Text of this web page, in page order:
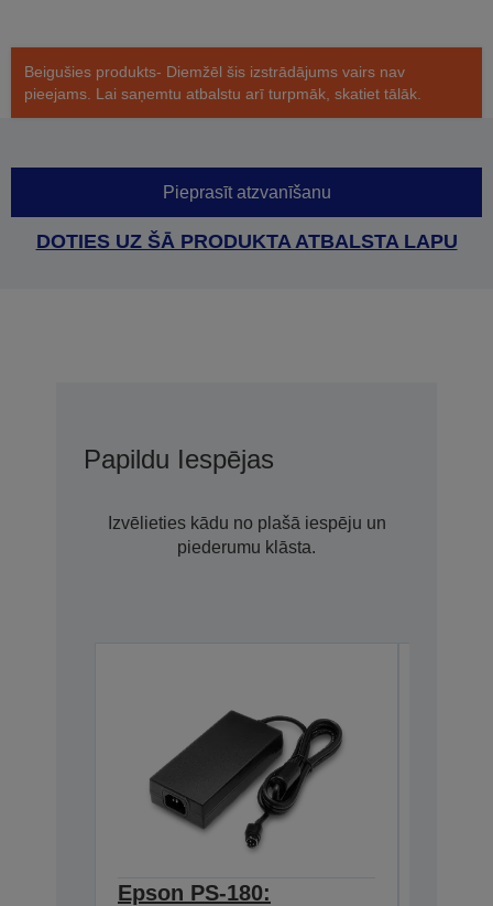
Beigušies produkts- Diemžēl šis izstrādājums vairs nav
pieejams. Lai saņemtu atbalstu arī turpmāk, skatiet tālāk.
Pieprasīt atzvanīšanu
DOTIES UZ ŠĀ PRODUKTA ATBALSTA LAPU
Papildu Iespējas
Izvēlieties kādu no plašā iespēju un
piederumu klāsta.
Epson PS-180: